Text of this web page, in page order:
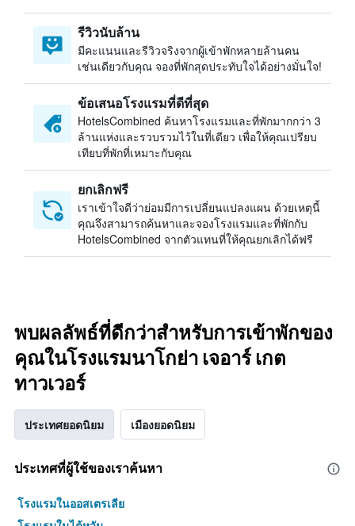
รีวิวนับล้าน
มีคะแนนและรีวิวจริงจากผู้เข้าพักหลายล้านคน
เช่นเดียวกับคุณ จองที่พักสุดประทับใจได้อย่างมั่นใจ!
ข้อเสนอโรงแรมที่ดีที่สุด
HotelsCombined ค้นหาโรงแรมและที่พักมากกว่า 3
ล้านแห่งและรวบรวมไว้ในที่เดียว เพื่อให้คุณเปรียบ
เทียบที่พักที่เหมาะกับคุณ
ยกเลิกฟรี
เราเข้าใจดีว่าย่อมมีการเปลี่ยนแปลงแผน ด้วยเหตุนี้
คุณจึงสามารถค้นหาและจองโรงแรมและที่พักกับ
HotelsCombined จากตัวแทนที่ให้คุณยกเลิกได้ฟรี
พบผลลัพธ์ที่ดีกว่าสำหรับการเข้าพักของ
คุณในโรงแรมนาโกย่า เจอาร์ เกต
ทาวเวอร์
ประเทศยอดนิยม เมืองยอดนิยม
ประเทศที่ผู้ใช้ของเราค้นหา
โรงแรมในออสเตรเลีย